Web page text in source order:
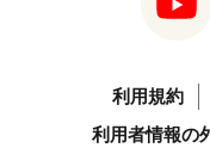
利用規約
利用者情報の